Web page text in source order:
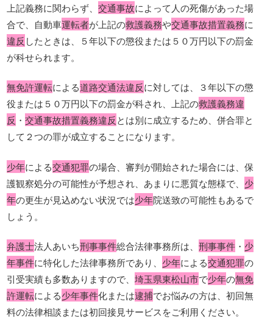
上記義務に関わらず、交通事故によって人の死傷があった場
合で、自動車運転者が上記の救護義務や交通事故措置義務に
違反 したときは、５年以下の懲役または５０万円以下の罰金
が科せられます。
無免許運転による道路交通法違反に対しては、３年以下の懲
役または５０万円以下の罰金が科され、上記の救護義務違
反 ・交通事故措置義務違反とは別に成立するため、併合罪と
して２つの罪が成立することになります。
少年による交通犯罪の場合、審判が開始された場合には、保
護観察処分の可能性が予想され、あまりに悪質な態様で、 少
年の更生が見込めない状況では少年院送致の可能性もあるで
しょう。
弁護士法人あいち刑事事件総合法律事務所は、刑事事件 ・ 少
年事件に特化した法律事務所であり、 少年による交通犯罪の
引受実績も多数ありますので、埼玉県東松山市で少年の無免
許運転による少年事件化または逮捕でお悩みの方は、初回無
料の法律相談または初回接見サービスをご利用ください。